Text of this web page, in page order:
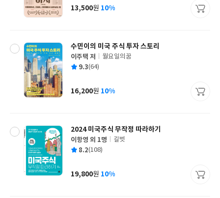
사
가
13,500원 10%
수민이의 미국 주식 투자 스토리
글
쓴
이주택 저
출
사
월요일의꿈
평 9.3(64)
가
16,200원 10%
2024 미국주식 무작정 따라하기
글
쓴
이항영 외 1명
출
사
길벗
평 8.2(108)
가
19,800원 10%